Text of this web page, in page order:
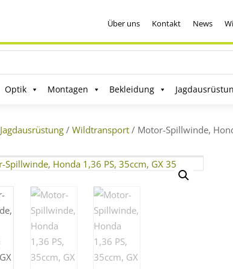
Über uns Kontakt News
Optik Montagen Bekleidung
Jagdausrüstung /Wildtransport / Motor-Spillwinde,